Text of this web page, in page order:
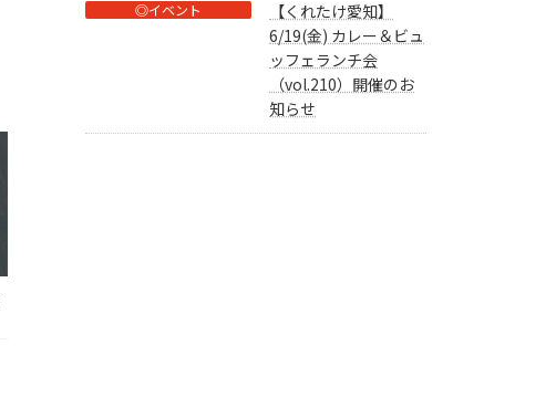
◎イベント
【くれたけ愛知】
6/19(金) カレー＆ビュ
ッフェランチ会
（vol.210）開催のお
知らせ